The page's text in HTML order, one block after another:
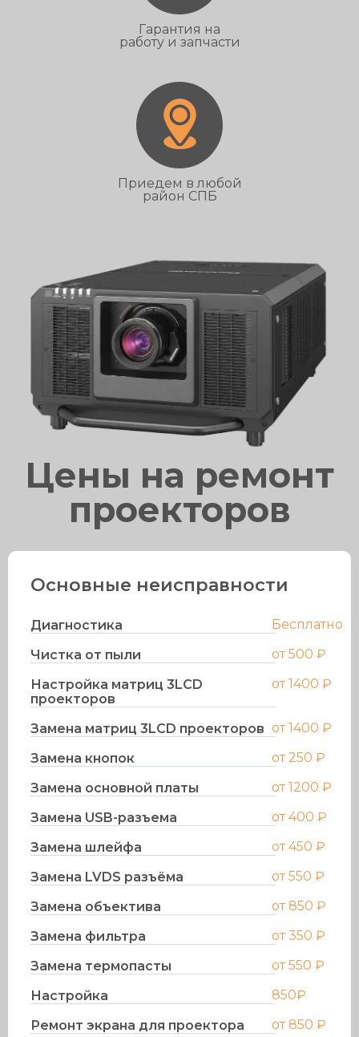
Гарантия на
работу и запчасти
Приедем в любой
район СПБ
Цены на ремонт
проекторов
Основные неисправности
Диагностика
Бесплатно
Чистка от пыли
от 500 ₽
Настройка матриц 3LCD
проекторов
от 1400 ₽
Замена матриц 3LCD проекторов от 1400 ₽
Замена кнопок
от 250 ₽
Замена основной платы
от 1200 ₽
Замена USB-разъема
от 400 ₽
Замена шлейфа
от 450 ₽
Замена LVDS разъёма
от 550 ₽
Замена объектива
от 850 ₽
Замена фильтра
от 350 ₽
Замена термопасты
от 550 ₽
Настройка
850₽
Ремонт экрана для проектора
от 850 ₽